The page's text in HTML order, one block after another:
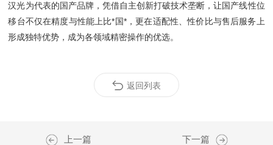
汉光为代表的国产品牌，凭借自主创新打破技术垄断，让国产线性位
移台不仅在精度与性能上比*国*，更在适配性、性价比与售后服务上
形成独特优势，成为各领域精密操作的优选。
返回列表
上一篇 下一篇